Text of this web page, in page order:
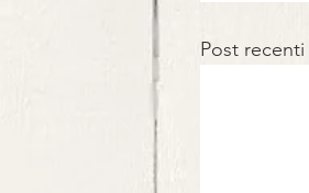
Post recenti